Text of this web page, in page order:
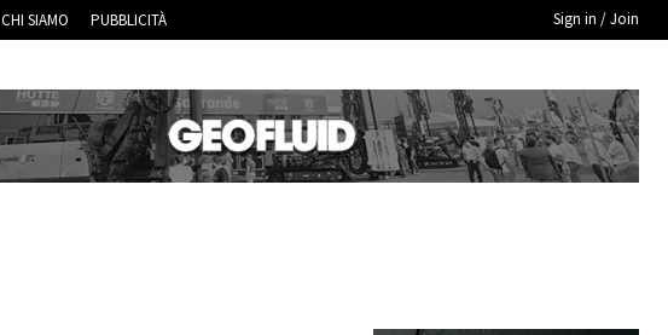
CHI SIAMO PUBBLICITÀ Sign in / Join